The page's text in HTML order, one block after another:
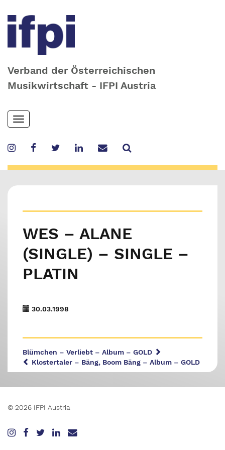
Verband der Österreichischen
Musikwirtschaft - IFPI Austria
Skip
to
content
Toggle
navigation
WES – ALANE
(SINGLE) – SINGLE –
PLATIN
30.03.1998
Blümchen – Verliebt – Album – GOLD
Klostertaler – Bäng, Boom Bäng – Album – GOLD
© 2026 IFPI Austria